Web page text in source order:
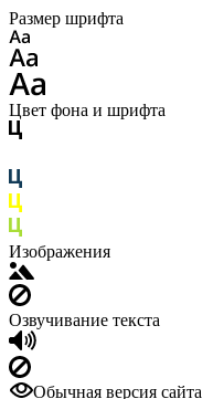
Размер шрифта
Цвет фона и шрифта
Изображения
Озвучивание текста
Обычная версия сайта